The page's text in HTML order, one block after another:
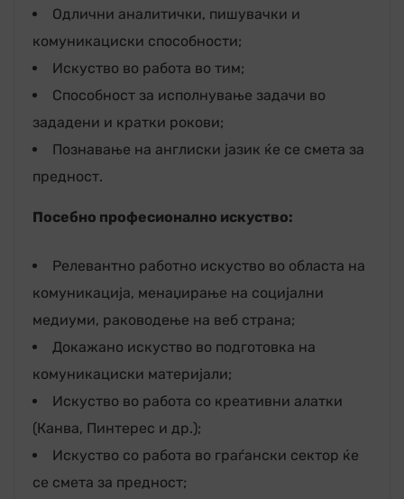
Одлични аналитички, пишувачки и
комуникациски способности;
Искуство во работа во тим;
Способност за исполнување задачи во
зададени и кратки рокови;
Познавање на англиски јазик ќе се смета за
предност.
Посебно професионално искуство:
Релевантно работно искуство во областа на
комуникација, менаџирање на социјални
медиуми, раководење на веб страна;
Докажано искуство во подготовка на
комуникациски материјали;
Искуство во работа со креативни алатки
(Канва, Пинтерес и др.);
Искуство со работа во граѓански сектор ќе
се смета за предност;